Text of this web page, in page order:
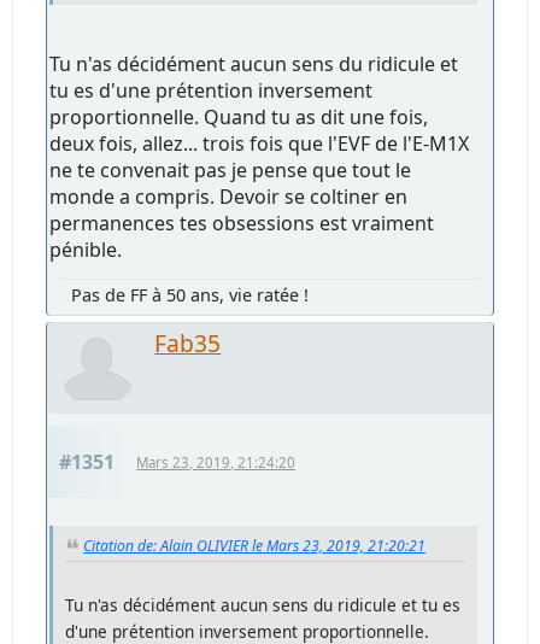
Tu n'as décidément aucun sens du ridicule et
tu es d'une prétention inversement
proportionnelle. Quand tu as dit une fois,
deux fois, allez... trois fois que l'EVF de l'E-M1X
ne te convenait pas je pense que tout le
monde a compris. Devoir se coltiner en
permanences tes obsessions est vraiment
pénible.
Pas de FF à 50 ans, vie ratée !
Fab35
#1351 Mars 23, 2019, 21:24:20
Citation de: Alain OLIVIER le Mars 23, 2019, 21:20:21
Tu n'as décidément aucun sens du ridicule et tu es
d'une prétention inversement proportionnelle.